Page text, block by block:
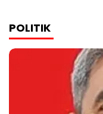
POLITIK